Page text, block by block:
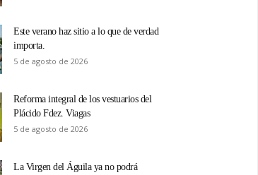
Este verano haz sitio a lo que de verdad
importa.
5 de agosto de 2026
Reforma integral de los vestuarios del
Plácido Fdez. Viagas
5 de agosto de 2026
La Virgen del Águila ya no podrá